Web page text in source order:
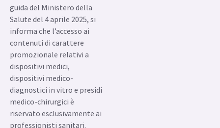
guida del Ministero della
Salute del 4 aprile 2025, si
informa che l’accesso ai
contenuti di carattere
promozionale relativi a
dispositivi medici,
dispositivi medico-
diagnostici in vitro e presidi
medico-chirurgici è
riservato esclusivamente ai
professionisti sanitari.